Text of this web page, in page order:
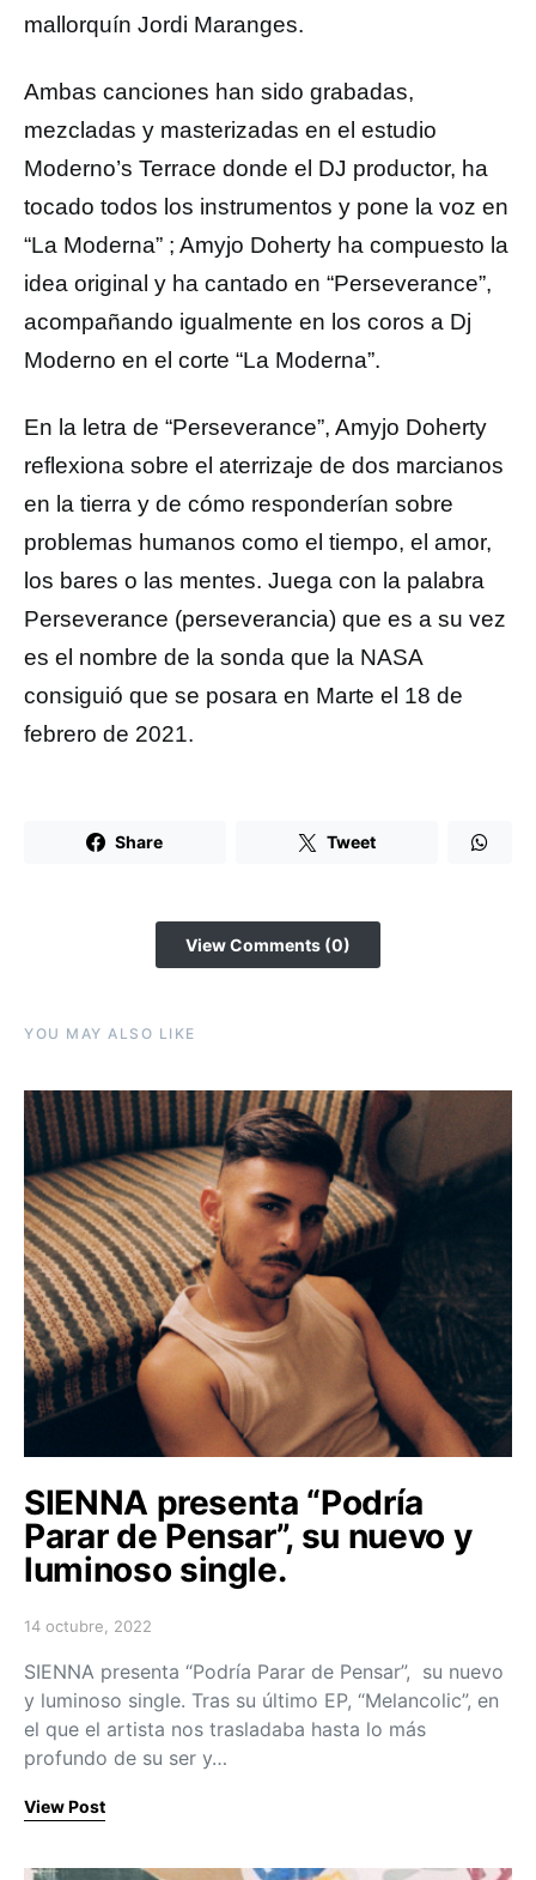
mallorquín Jordi Maranges.
Ambas canciones han sido grabadas,
mezcladas y masterizadas en el estudio
Moderno’s Terrace donde el DJ productor, ha
tocado todos los instrumentos y pone la voz en
“La Moderna” ; Amyjo Doherty ha compuesto la
idea original y ha cantado en “Perseverance”,
acompañando igualmente en los coros a Dj
Moderno en el corte “La Moderna”.
En la letra de “Perseverance”, Amyjo Doherty
reflexiona sobre el aterrizaje de dos marcianos
en la tierra y de cómo responderían sobre
problemas humanos como el tiempo, el amor,
los bares o las mentes. Juega con la palabra
Perseverance (perseverancia) que es a su vez
es el nombre de la sonda que la NASA
consiguió que se posara en Marte el 18 de
febrero de 2021.
Share Tweet
View Comments (0)
YOU MAY ALSO LIKE
SIENNA presenta “Podría
Parar de Pensar”, su nuevo y
luminoso single.
Posted on
14 octubre, 2022
SIENNA presenta “Podría Parar de Pensar”, su nuevo
y luminoso single. Tras su último EP, “Melancolic”, en
el que el artista nos trasladaba hasta lo más
profundo de su ser y…
View Post